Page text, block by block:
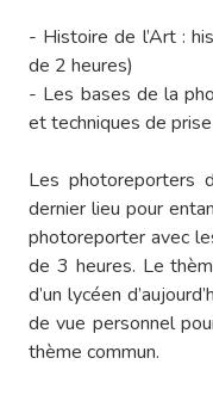
- Histoire de l’Art :
de 2 heures)
- Les bases de la
et techniques de
Les photoreporters
dernier lieu pour
photoreporter avec
de 3 heures. Le
d’un lycéen
de vue personnel
thème commun.